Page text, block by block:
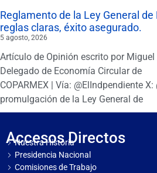
Reglamento de la Ley General
reglas claras, éxito asegurado.
5 agosto, 2026
Artículo de Opinión escrito por Miguel
Delegado de Economía Circular de
COPARMEX | Vía: @ElIndpendiente
promulgación de la Ley General de
Accesos Directos
Nuestra Historia
Presidencia Nacional
Comisiones de Trabajo